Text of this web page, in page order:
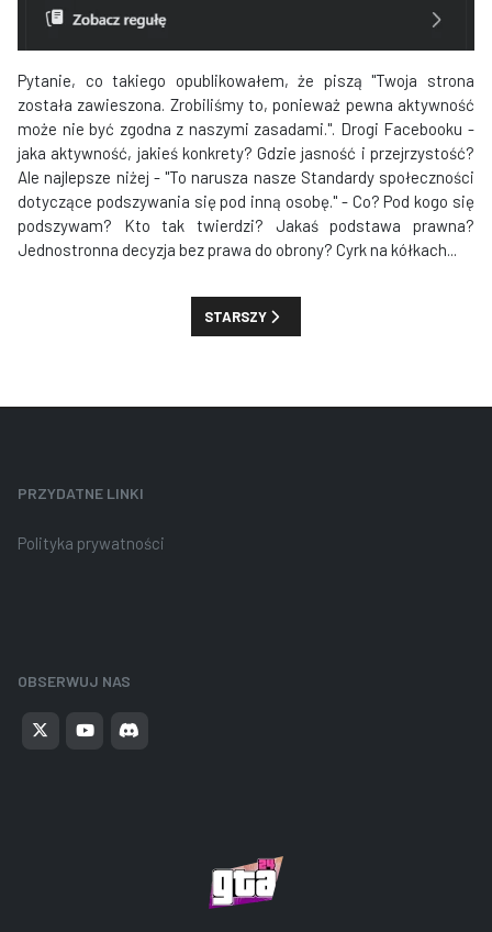
Pytanie, co takiego opublikowałem, że piszą "Twoja strona
została zawieszona. Zrobiliśmy to, ponieważ pewna aktywność
może nie być zgodna z naszymi zasadami.". Drogi Facebooku -
jaka aktywność, jakieś konkrety? Gdzie jasność i przejrzystość?
Ale najlepsze niżej - "To narusza nasze Standardy społeczności
dotyczące podszywania się pod inną osobę." - Co? Pod kogo się
podszywam? Kto tak twierdzi? Jakaś podstawa prawna?
Jednostronna decyzja bez prawa do obrony? Cyrk na kółkach...
NASTĘPNA STRONA: GTA24.PL W KOŃCU
STARSZY
PRZYDATNE LINKI
Polityka prywatności
OBSERWUJ NAS